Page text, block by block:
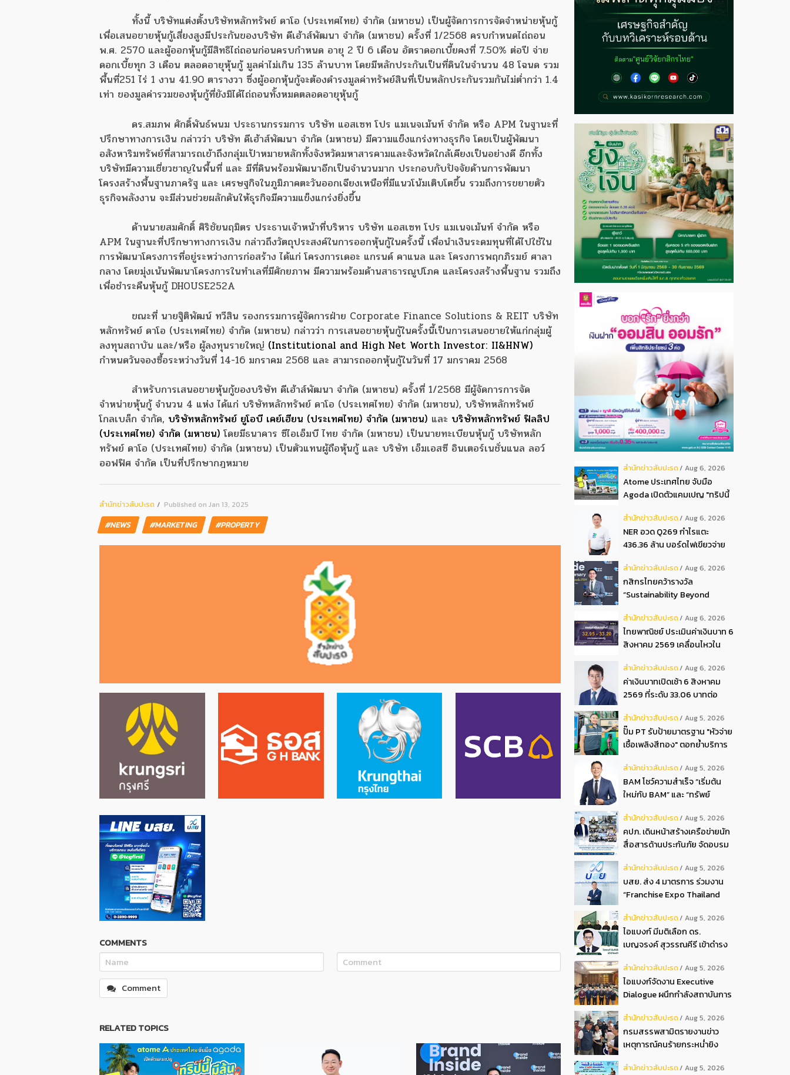
ทั้งนี้ บริษัทแต่งตั้งบริษัทหลักทรัพย์ ดาโอ (ประเทศไทย) จำกัด (มหาชน) เป็นผู้จัดการการจัดจำหน่ายหุ้นกู้
เพื่อเสนอขายหุ้นกู้เสี่ยงสูงมีประกันของบริษัท ดีเฮ้าส์พัฒนา จำกัด (มหาชน) ครั้งที่ 1/2568 ครบกำหนดไถ่ถอน
พ.ศ. 2570 และผู้ออกหุ้นกู้มีสิทธิไถ่ถอนก่อนครบกำหนด อายุ 2 ปี 6 เดือน อัตราดอกเบี้ยคงที่ 7.50% ต่อปี จ่าย
ดอกเบี้ยทุก 3 เดือน ตลอดอายุหุ้นกู้ มูลค่าไม่เกิน 135 ล้านบาท โดยมีหลักประกันเป็นที่ดินในจำนวน 48 โฉนด รวม
พื้นที่251 ไร่ 1 งาน 41.90 ตารางวา ซึ่งผู้ออกหุ้นกู้จะต้องดำรงมูลค่าทรัพย์สินที่เป็นหลักประกันรวมกันไม่ต่ำกว่า 1.4
เท่า ของมูลค่ารวมของหุ้นกู้ที่ยังมิได้ไถ่ถอนทั้งหมดตลอดอายุหุ้นกู้
ดร.สมภพ ศักดิ์พันธ์พนม ประธานกรรมการ บริษัท แอสเซท โปร แมเนจเม้นท์ จำกัด หรือ APM ในฐานะที่
ปรึกษาทางการเงิน กล่าวว่า บริษัท ดีเฮ้าส์พัฒนา จำกัด (มหาชน) มีความแข็งแกร่งทางธุรกิจ โดยเป็นผู้พัฒนา
อสังหาริมทรัพย์ที่สามารถเข้าถึงกลุ่มเป้าหมายหลักทั้งจังหวัดมหาสารคามและจังหวัดใกล้เคียงเป็นอย่างดี อีกทั้ง
บริษัทมีความเชี่ยวชาญในพื้นที่ และ มีที่ดินพร้อมพัฒนาอีกเป็นจำนวนมาก ประกอบกับปัจจัยด้านการพัฒนา
โครงสร้างพื้นฐานภาครัฐ และ เศรษฐกิจในภูมิภาคตะวันออกเฉียงเหนือที่มีแนวโน้มเติบโตขึ้น รวมถึงการขยายตัว
ธุรกิจพลังงาน จะมีส่วนช่วยผลักดันให้ธุรกิจมีความแข็งแกร่งยิ่งขึ้น
ด้านนายสมศักดิ์ ศิริชัยนฤมิตร ประธานเจ้าหน้าที่บริหาร บริษัท แอสเซท โปร แมเนจเม้นท์ จำกัด หรือ
APM ในฐานะที่ปรึกษาทางการเงิน กล่าวถึงวัตถุประสงค์ในการออกหุ้นกู้ในครั้งนี้ เพื่อนำเงินระดมทุนที่ได้ไปใช้ใน
การพัฒนาโครงการที่อยู่ระหว่างการก่อสร้าง ได้แก่ โครงการเดอะ แกรนด์ คาแนล และ โครงการพฤกภิรมย์ ศาลา
กลาง โดยมุ่งเน้นพัฒนาโครงการในทำเลที่มีศักยภาพ มีความพร้อมด้านสาธารณูปโภค และโครงสร้างพื้นฐาน รวมถึง
เพื่อชำระคืนหุ้นกู้ DHOUSE252A
ขณะที่ นายฐิติพัฒน์ ทวีสิน รองกรรมการผู้จัดการฝ่าย Corporate Finance Solutions & REIT บริษัท
หลักทรัพย์ ดาโอ (ประเทศไทย) จำกัด (มหาชน) กล่าวว่า การเสนอขายหุ้นกู้ในครั้งนี้เป็นการเสนอขายให้แก่กลุ่มผู้
ลงทุนสถาบัน และ/หรือ ผู้ลงทุนรายใหญ่ (Institutional and High Net Worth Investor: II&HNW)
กำหนดวันจองซื้อระหว่างวันที่ 14-16 มกราคม 2568 และ สามารถออกหุ้นกู้ในวันที่ 17 มกราคม 2568
สำหรับการเสนอขายหุ้นกู้ของบริษัท ดีเฮ้าส์พัฒนา จำกัด (มหาชน) ครั้งที่ 1/2568 มีผู้จัดการการจัด
จำหน่ายหุ้นกู้ จำนวน 4 แห่ง ได้แก่ บริษัทหลักทรัพย์ ดาโอ (ประเทศไทย) จำกัด (มหาชน), บริษัทหลักทรัพย์
โกลเบล็ก จำกัด, บริษัทหลักทรัพย์ ยูโอบี เคย์เฮียน (ประเทศไทย) จำกัด (มหาชน) และ บริษัทหลักทรัพย์ ฟิลลิป
(ประเทศไทย) จำกัด (มหาชน)โดยมีธนาคาร ซีไอเอ็มบี ไทย จำกัด (มหาชน) เป็นนายทะเบียนหุ้นกู้ บริษัทหลัก
ทรัพย์ ดาโอ (ประเทศไทย) จำกัด (มหาชน) เป็นตัวแทนผู้ถือหุ้นกู้ และ บริษัท เอ็มเอสซี อินเตอร์เนชั่นแนล ลอว์
ออฟฟิศ จำกัด เป็นที่ปรึกษากฎหมาย
สํานักข่าวสับปะรด Published on Jan 13, 2025
#NEWS #MARKETING #PROPERTY
COMMENTS
Comment
RELATED TOPICS
สํานักข่าวสับปะรด Aug 6, 2026
Atome ประเทศไทย จับมือ
Agoda เปิดตัวแคมเปญ "ทริปนี้
โรงแรมหรู พร้อมผ่อน 0 ได้ 3
งวด**
สํานักข่าวสับปะรด Aug 6, 2026
NER อวด Q269 กำไรแตะ
436.36 ล้าน บอร์ดไฟเขียวจ่าย
อัตรา 0.05 บ.หุ้น
สํานักข่าวสับปะรด Aug 6, 2026
กสิกรไทยคว้ารางวัล
“Sustainability Beyond
สํานักข่าวสับปะรด Aug 6, 2026
ไทยพาณิชย์ ประเมินค่าเงินบาท 6
สิงหาคม 2569 เคลื่อนไหวใน
ดอลลาร์
สํานักข่าวสับปะรด Aug 6, 2026
ค่าเงินบาทเปิดเช้า 6 สิงหาคม
2569 ที่ระดับ 33.06 บาทต่อ
สํานักข่าวสับปะรด Aug 5, 2026
ปั๊ม PT รับป้ายมาตรฐาน "หัวจ่าย
เชื้อเพลิงสีทอง" ตอกย้ำบริการ
บริโภค
สํานักข่าวสับปะรด Aug 5, 2026
BAM โชว์ความสำเร็จ “เริ่มต้น
ใหม่กับ BAM” และ “ทรัพย์
2026
สํานักข่าวสับปะรด Aug 5, 2026
คปภ. เดินหน้าสร้างเครือข่ายนัก
สื่อสารด้านประกันภัย จัดอบรม
สํานักข่าวสับปะรด Aug 5, 2026
บสย. ส่ง 4 มาตรการ ร่วมงาน
“Franchise Expo Thailand
สํานักข่าวสับปะรด Aug 5, 2026
ไอแบงก์ มีมติเลือก ดร.
เบญจรงค์ สุวรรณคีรี เข้าดำรง
การประชุมวิสามัญผู้ถือหุ้น ครั้ง
ที่ 22569
สํานักข่าวสับปะรด Aug 5, 2026
ไอแบงก์จัดงาน Executive
Dialogue ผนึกกำลังสถาบันการ
ถ่ายทอดประสบการณ์กว่า 40 ปี
เตรียมความพร้อมองค์กรสู่การ
เป็นธนาคารอิสลามแห่งอนาคต
สํานักข่าวสับปะรด Aug 5, 2026
กรมสรรพสามิตรายงานข่าว
เหตุการณ์คนร้ายกระหน่ำยิง
ปัตตานี สาขามายอ
สํานักข่าวสับปะรด Aug 5, 2026